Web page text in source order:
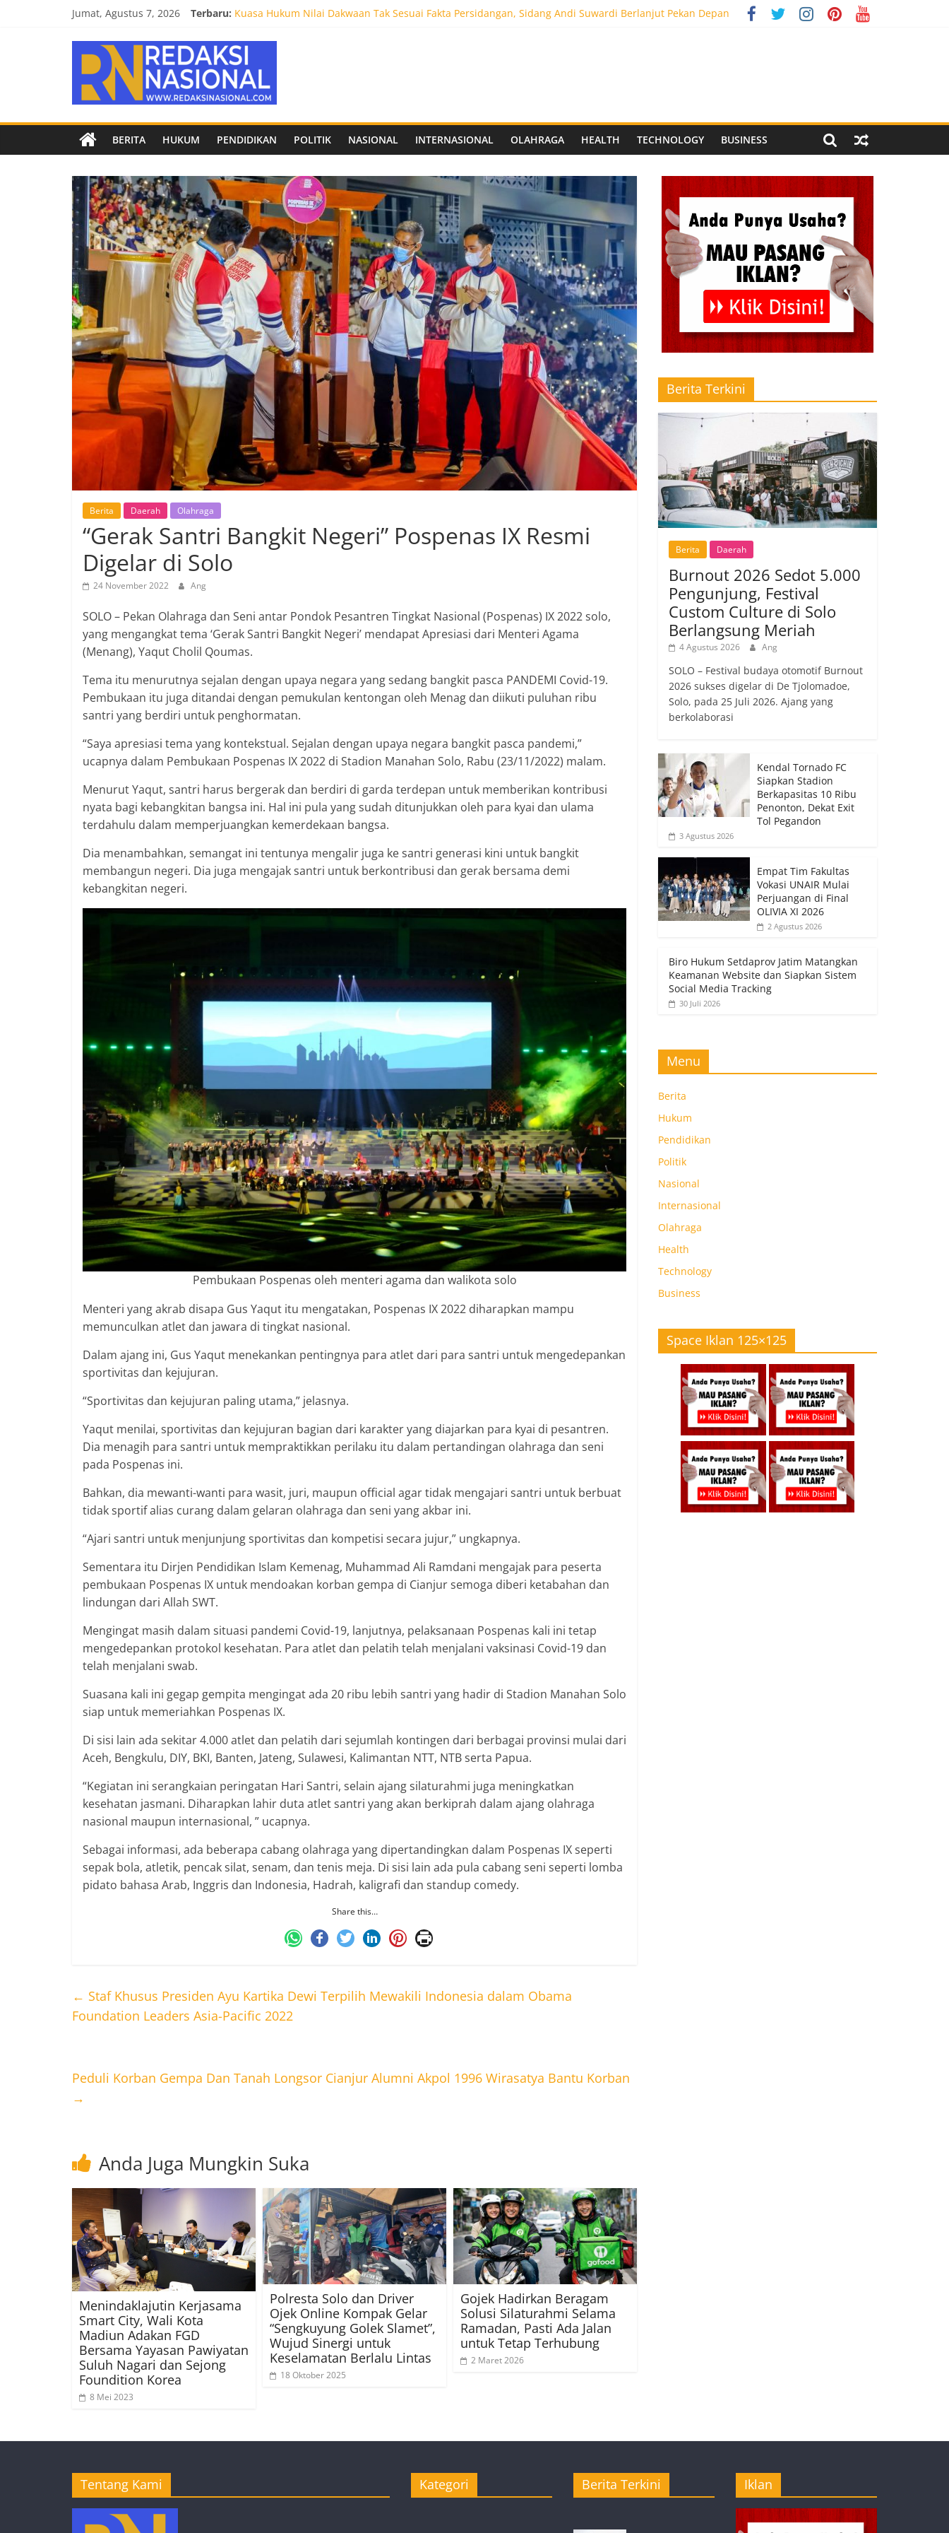
Jumat, Agustus 7, 2026 Terbaru: Kuasa Hukum Nilai Dakwaan Tak Sesuai Fakta Persidangan, Sidang Andi Suwardi Berlanjut Pekan Depan
Kendal Tornado FC Siapkan Stadion Berkapasitas 10 Ribu Penonton, Dekat Exit Tol Pegandon
Empat Tim Fakultas Vokasi UNAIR Mulai Perjuangan di Final OLIVIA XI 2026
Biro Hukum Setdaprov Jatim Matangkan Keamanan Website dan Siapkan Sistem Social Media Tracking
Redaksi
Nasional
Berita
terpercaya
netral
BERITA HUKUM PENDIDIKAN POLITIK NASIONAL INTERNASIONAL OLAHRAGA HEALTH TECHNOLOGY BUSINESS
Berita Daerah Olahraga
“Gerak Santri Bangkit Negeri” Pospenas IX Resmi
Digelar di Solo
24 November 2022 Ang
SOLO – Pekan Olahraga dan Seni antar Pondok Pesantren Tingkat Nasional (Pospenas) IX 2022 solo,
yang mengangkat tema ‘Gerak Santri Bangkit Negeri’ mendapat Apresiasi dari Menteri Agama
(Menang), Yaqut Cholil Qoumas.
Tema itu menurutnya sejalan dengan upaya negara yang sedang bangkit pasca PANDEMI Covid-19.
Pembukaan itu juga ditandai dengan pemukulan kentongan oleh Menag dan diikuti puluhan ribu
santri yang berdiri untuk penghormatan.
“Saya apresiasi tema yang kontekstual. Sejalan dengan upaya negara bangkit pasca pandemi,”
ucapnya dalam Pembukaan Pospenas IX 2022 di Stadion Manahan Solo, Rabu (23/11/2022) malam.
Menurut Yaqut, santri harus bergerak dan berdiri di garda terdepan untuk memberikan kontribusi
nyata bagi kebangkitan bangsa ini. Hal ini pula yang sudah ditunjukkan oleh para kyai dan ulama
terdahulu dalam memperjuangkan kemerdekaan bangsa.
Dia menambahkan, semangat ini tentunya mengalir juga ke santri generasi kini untuk bangkit
membangun negeri. Dia juga mengajak santri untuk berkontribusi dan gerak bersama demi
kebangkitan negeri.
Pembukaan Pospenas oleh menteri agama dan walikota solo
Menteri yang akrab disapa Gus Yaqut itu mengatakan, Pospenas IX 2022 diharapkan mampu
memunculkan atlet dan jawara di tingkat nasional.
Dalam ajang ini, Gus Yaqut menekankan pentingnya para atlet dari para santri untuk mengedepankan
sportivitas dan kejujuran.
“Sportivitas dan kejujuran paling utama,” jelasnya.
Yaqut menilai, sportivitas dan kejujuran bagian dari karakter yang diajarkan para kyai di pesantren.
Dia menagih para santri untuk mempraktikkan perilaku itu dalam pertandingan olahraga dan seni
pada Pospenas ini.
Bahkan, dia mewanti-wanti para wasit, juri, maupun official agar tidak mengajari santri untuk berbuat
tidak sportif alias curang dalam gelaran olahraga dan seni yang akbar ini.
“Ajari santri untuk menjunjung sportivitas dan kompetisi secara jujur,” ungkapnya.
Sementara itu Dirjen Pendidikan Islam Kemenag, Muhammad Ali Ramdani mengajak para peserta
pembukaan Pospenas IX untuk mendoakan korban gempa di Cianjur semoga diberi ketabahan dan
lindungan dari Allah SWT.
Mengingat masih dalam situasi pandemi Covid-19, lanjutnya, pelaksanaan Pospenas kali ini tetap
mengedepankan protokol kesehatan. Para atlet dan pelatih telah menjalani vaksinasi Covid-19 dan
telah menjalani swab.
Suasana kali ini gegap gempita mengingat ada 20 ribu lebih santri yang hadir di Stadion Manahan Solo
siap untuk memeriahkan Pospenas IX.
Di sisi lain ada sekitar 4.000 atlet dan pelatih dari sejumlah kontingen dari berbagai provinsi mulai dari
Aceh, Bengkulu, DIY, BKI, Banten, Jateng, Sulawesi, Kalimantan NTT, NTB serta Papua.
“Kegiatan ini serangkaian peringatan Hari Santri, selain ajang silaturahmi juga meningkatkan
kesehatan jasmani. Diharapkan lahir duta atlet santri yang akan berkiprah dalam ajang olahraga
nasional maupun internasional, ” ucapnya.
Sebagai informasi, ada beberapa cabang olahraga yang dipertandingkan dalam Pospenas IX seperti
sepak bola, atletik, pencak silat, senam, dan tenis meja. Di sisi lain ada pula cabang seni seperti lomba
pidato bahasa Arab, Inggris dan Indonesia, Hadrah, kaligrafi dan standup comedy.
Share this…
← Staf Khusus Presiden Ayu Kartika Dewi Terpilih Mewakili Indonesia dalam Obama
Foundation Leaders Asia-Pacific 2022
Peduli Korban Gempa Dan Tanah Longsor Cianjur Alumni Akpol 1996 Wirasatya Bantu Korban
→
Anda Juga Mungkin Suka
Menindaklajutin Kerjasama
Smart City, Wali Kota
Madiun Adakan FGD
Bersama Yayasan Pawiyatan
Suluh Nagari dan Sejong
Foundition Korea
8 Mei 2023
Polresta Solo dan Driver
Ojek Online Kompak Gelar
“Sengkuyung Golek Slamet”,
Wujud Sinergi untuk
Keselamatan Berlalu Lintas
18 Oktober 2025
Gojek Hadirkan Beragam
Solusi Silaturahmi Selama
Ramadan, Pasti Ada Jalan
untuk Tetap Terhubung
2 Maret 2026
Berita Terkini
Berita Daerah
Burnout 2026 Sedot 5.000
Pengunjung, Festival
Custom Culture di Solo
Berlangsung Meriah
4 Agustus 2026 Ang
SOLO – Festival budaya otomotif Burnout
2026 sukses digelar di De Tjolomadoe,
Solo, pada 25 Juli 2026. Ajang yang
berkolaborasi
Kendal Tornado FC
Siapkan Stadion
Berkapasitas 10 Ribu
Penonton, Dekat Exit
Tol Pegandon
3 Agustus 2026
Empat Tim Fakultas
Vokasi UNAIR Mulai
Perjuangan di Final
OLIVIA XI 2026
2 Agustus 2026
Biro Hukum Setdaprov Jatim Matangkan
Keamanan Website dan Siapkan Sistem
Social Media Tracking
30 Juli 2026
Menu
Berita
Hukum
Pendidikan
Politik
Nasional
Internasional
Olahraga
Health
Technology
Business
Space Iklan 125×125
Tentang Kami Kategori Berita Terkini Iklan